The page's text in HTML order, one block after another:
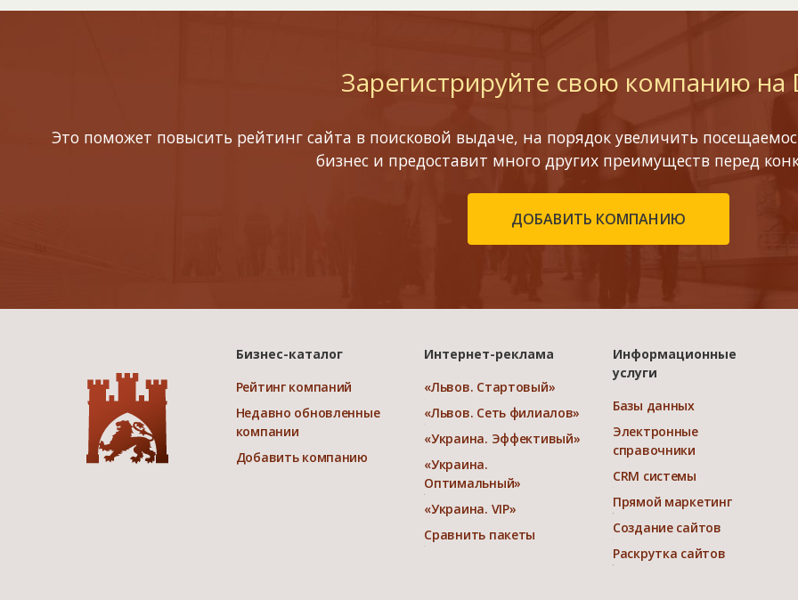
Зарегистрируйте свою компанию на
Это поможет повысить рейтинг сайта в поисковой выдаче, на порядок увеличить
бизнес и предоставит много других преимуществ перед
ДОБАВИТЬ КОМПАНИЮ
Бизнес-каталог
Рейтинг компаний
Недавно обновленные
компании
Добавить компанию
Интернет-реклама
«Львов. Стартовый»
«Львов. Сеть филиалов»
«Украина. Эффективый»
«Украина.
Оптимальный»
«Украина. VIP»
Сравнить пакеты
Информационные
услуги
Базы данных
Электронные
справочники
CRM системы
Прямой маркетинг
Создание сайтов
Раскрутка сайтов